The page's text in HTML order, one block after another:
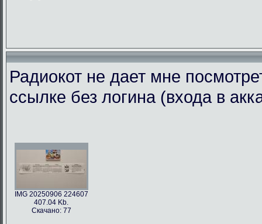
Радиокот не дает мне
ссылке без логина (входа в
IMG 20250906 224607
407.04 Kb.
Скачано: 77